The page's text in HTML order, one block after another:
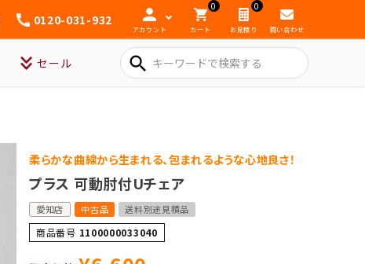
0120-031-932
アカウント
0
カート
0
お見積り 問い合わせ
セール search
柔らかな曲線から生まれる、包まれるような心地良さ！
プラス 可動肘付Uチェア
愛知店 中古品 送料別途見積品
商品番号 1100000033040